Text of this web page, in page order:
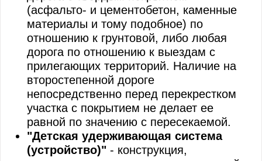
(асфальто- и цементобетон, каменные
материалы и тому подобное) по
отношению к грунтовой, либо любая
дорога по отношению к выездам с
прилегающих территорий. Наличие на
второстепенной дороге
непосредственно перед перекрестком
участка с покрытием не делает ее
равной по значению с пересекаемой.
"Детская удерживающая система
(устройство)" - конструкция,